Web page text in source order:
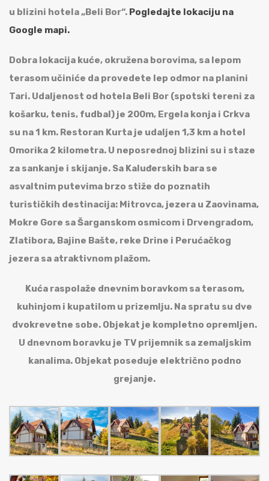
u blizini hotela „Beli Bor“. Pogledajte lokaciju na
Google mapi.
Dobra lokacija kuće, okružena borovima, sa lepom
terasom učiniće da provedete lep odmor na planini
Tari. Udaljenost od hotela Beli Bor (spotski tereni za
košarku, tenis, fudbal) je 200m, Ergela konja i Crkva
su na 1 km. Restoran Kurta je udaljen 1,3 km a hotel
Omorika 2 kilometra. U neposrednoj blizini su i staze
za sankanje i skijanje. Sa Kaluđerskih bara se
asvaltnim putevima brzo stiže do poznatih
turističkih destinacija: Mitrovca, jezera u Zaovinama,
Mokre Gore sa Šarganskom osmicom i Drvengradom,
Zlatibora, Bajine Bašte, reke Drine i Perućačkog
jezera sa atraktivnom plažom.
Kuća raspolaže dnevnim boravkom sa terasom,
kuhinjom i kupatilom u prizemlju. Na spratu su dve
dvokrevetne sobe. Objekat je kompletno opremljen.
U dnevnom boravku je TV prijemnik sa zemaljskim
kanalima. Objekat poseduje električno podno
grejanje.